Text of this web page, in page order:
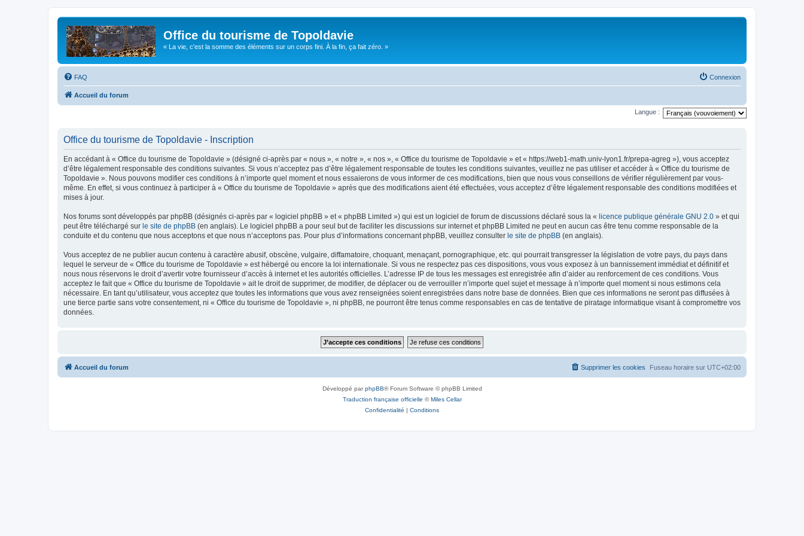
Office du tourisme de Topoldavie
« La vie, c'est la somme des éléments sur un corps fini. À la fin, ça fait zéro. »
FAQ Connexion
Accueil du forum
Langue :
Office du tourisme de Topoldavie - Inscription
En accédant à « Office du tourisme de Topoldavie » (désigné ci-après par « nous », « notre », « nos », « Office du tourisme de Topoldavie » et « https://web1-math.univ-lyon1.fr/prepa-agreg »), vous acceptez
d’être légalement responsable des conditions suivantes. Si vous n’acceptez pas d’être légalement responsable de toutes les conditions suivantes, veuillez ne pas utiliser et accéder à « Office du tourisme de
Topoldavie ». Nous pouvons modifier ces conditions à n’importe quel moment et nous essaierons de vous informer de ces modifications, bien que nous vous conseillons de vérifier régulièrement par vous-
même. En effet, si vous continuez à participer à « Office du tourisme de Topoldavie » après que des modifications aient été effectuées, vous acceptez d’être légalement responsable des conditions modifiées et
mises à jour.
Nos forums sont développés par phpBB (désignés ci-après par « logiciel phpBB » et « phpBB Limited ») qui est un logiciel de forum de discussions déclaré sous la « licence publique générale GNU 2.0 » et qui
peut être téléchargé sur le site de phpBB (en anglais). Le logiciel phpBB a pour seul but de faciliter les discussions sur internet et phpBB Limited ne peut en aucun cas être tenu comme responsable de la
conduite et du contenu que nous acceptons et que nous n’acceptons pas. Pour plus d’informations concernant phpBB, veuillez consulter le site de phpBB (en anglais).
Vous acceptez de ne publier aucun contenu à caractère abusif, obscène, vulgaire, diffamatoire, choquant, menaçant, pornographique, etc. qui pourrait transgresser la législation de votre pays, du pays dans
lequel le serveur de « Office du tourisme de Topoldavie » est hébergé ou encore la loi internationale. Si vous ne respectez pas ces dispositions, vous vous exposez à un bannissement immédiat et définitif et
nous nous réservons le droit d’avertir votre fournisseur d’accès à internet et les autorités officielles. L’adresse IP de tous les messages est enregistrée afin d’aider au renforcement de ces conditions. Vous
acceptez le fait que « Office du tourisme de Topoldavie » ait le droit de supprimer, de modifier, de déplacer ou de verrouiller n’importe quel sujet et message à n’importe quel moment si nous estimons cela
nécessaire. En tant qu’utilisateur, vous acceptez que toutes les informations que vous avez renseignées soient enregistrées dans notre base de données. Bien que ces informations ne seront pas diffusées à
une tierce partie sans votre consentement, ni « Office du tourisme de Topoldavie », ni phpBB, ne pourront être tenus comme responsables en cas de tentative de piratage informatique visant à compromettre vos
données.
Accueil du forum Fuseau horaire sur UTC+02:00
Supprimer les cookies
Développé parphpBB® Forum Software © phpBB Limited
Traduction française officielle ©Miles Cellar
Confidentialité | Conditions